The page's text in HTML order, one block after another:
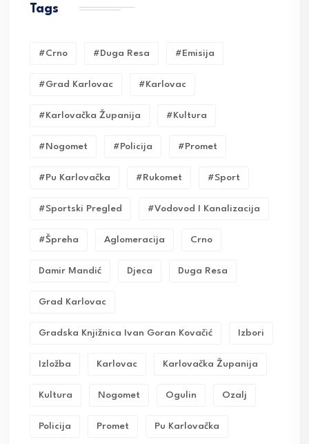
Tags
#crno #duga Resa #emisija
#grad Karlovac #karlovac
#karlovačka Županija #kultura
#nogomet #policija #promet
#pu Karlovačka #rukomet #sport
#sportski Pregled #vodovod I Kanalizacija
#Špreha Aglomeracija Crno
Damir Mandić Djeca Duga Resa
Grad Karlovac
Gradska Knjižnica Ivan Goran Kovačić Izbori
Izložba Karlovac Karlovačka Županija
Kultura Nogomet Ogulin Ozalj
Policija Promet Pu Karlovačka